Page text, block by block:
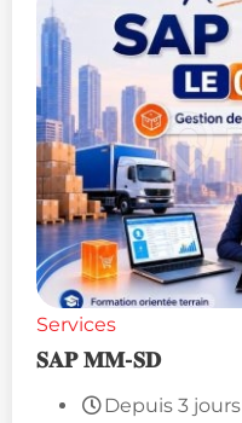
Services
𝐒𝐀𝐏 𝐌𝐌-𝐒𝐃
Depuis 3 jours